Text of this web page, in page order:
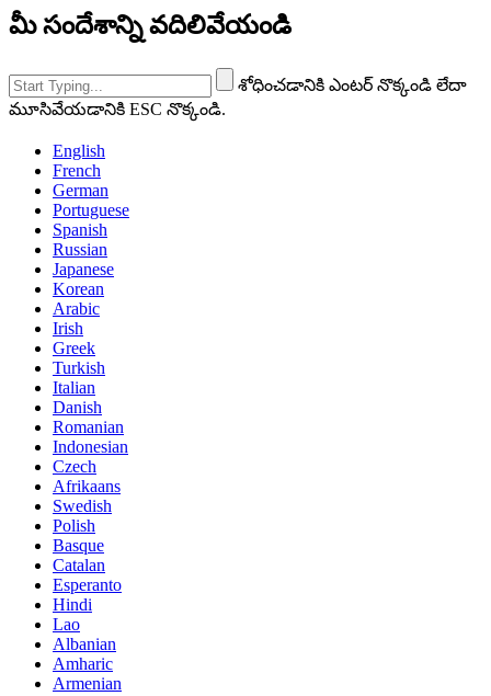
మీ సందేశాన్ని వదిలివేయండి
శోధించడానికి ఎంటర్ నొక్కండి లేదా
మూసివేయడానికి ESC నొక్కండి.
English
French
German
Portuguese
Spanish
Russian
Japanese
Korean
Arabic
Irish
Greek
Turkish
Italian
Danish
Romanian
Indonesian
Czech
Afrikaans
Swedish
Polish
Basque
Catalan
Esperanto
Hindi
Lao
Albanian
Amharic
Armenian